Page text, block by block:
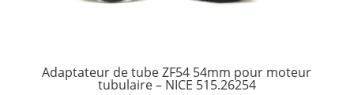
Adaptateur de tube ZF54 54mm pour moteur
tubulaire – NICE 515.26254